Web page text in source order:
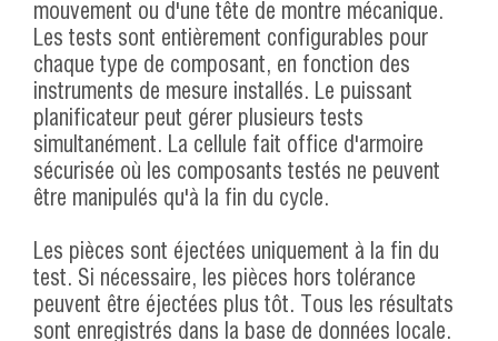
mouvement ou d'une tête de montre mécanique.
Les tests sont entièrement configurables pour
chaque type de composant, en fonction des
instruments de mesure installés. Le puissant
planificateur peut gérer plusieurs tests
simultanément. La cellule fait office d'armoire
sécurisée où les composants testés ne peuvent
être manipulés qu'à la fin du cycle.
Les pièces sont éjectées uniquement à la fin du
test. Si nécessaire, les pièces hors tolérance
peuvent être éjectées plus tôt. Tous les résultats
sont enregistrés dans la base de données locale.